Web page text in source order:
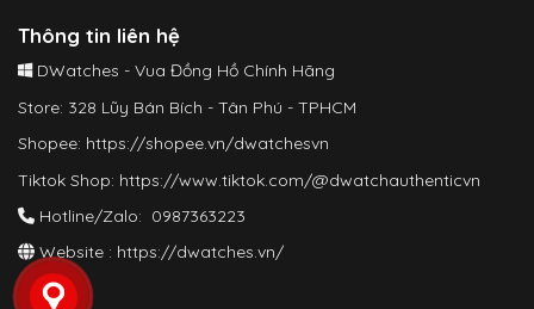
Thông tin liên hệ
DWatches - Vua Đồng Hồ Chính Hãng
Store: 328 Lũy Bán Bích - Tân Phú - TPHCM
Shopee: https://shopee.vn/dwatchesvn
Tiktok Shop: https://www.tiktok.com/@dwatchauthenticvn
Hotline/Zalo: 0987363223
Website : https://dwatches.vn/